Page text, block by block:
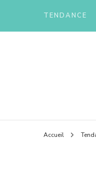
TENDANCE
Accueil